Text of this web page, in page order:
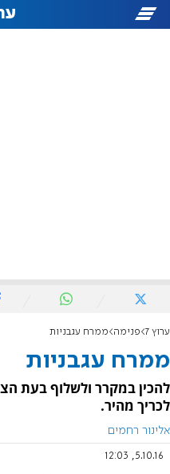
ערוץ 7 פנימה ממרח עגבניות
ממרח עגבניות
להכין במקרר ולשלוף בעת
לכריך מהיר.
אלינור רחמים
5.10.16, 12:03